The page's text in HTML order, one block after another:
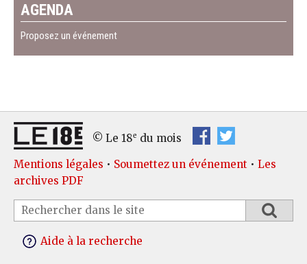
AGENDA
Proposez un événement
© Le 18e du mois
Mentions légales • Soumettez un événement • Les
archives PDF
Aide à la recherche